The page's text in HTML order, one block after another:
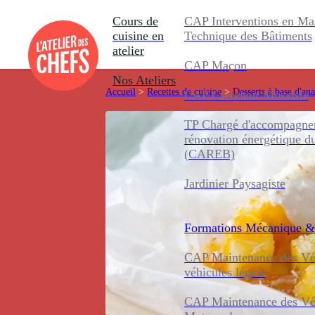
Cours de
cuisine en
atelier
Nos Ateliers
CAP Interventions en
Technique des Bâtiments
CAP Maçon
CAP Carreleur Mosaïste
TP Chargé
rénovation énergétique
(CAREB)
Jardinier Paysagiste
Formations Mécanique
CAP Maintenance des
véhicules légers
CAP Maintenance des
Accueil > Recettes de cuisine > Desserts à base